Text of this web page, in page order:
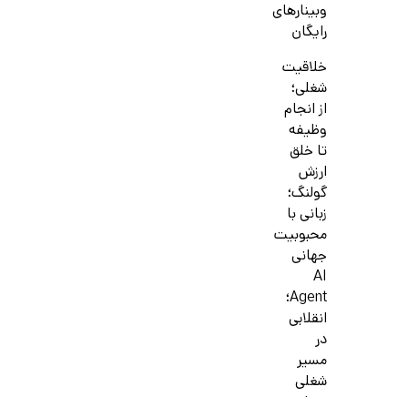
وبینارهای
رایگان
خلاقیت
شغلی؛
از انجام
وظیفه
تا خلق
ارزش
گولنگ؛
زبانی با
محبوبیت
جهانی
AI
Agent؛
انقلابی
در
مسیر
شغلی